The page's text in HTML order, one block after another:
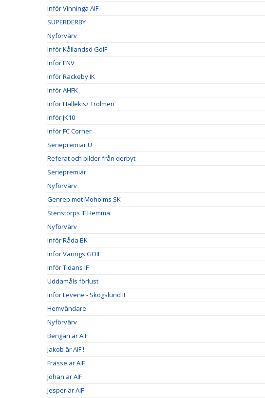
Inför Vinninga AIF
SUPERDERBY
Nyförvärv
Inför Kållandsö GoIF
Inför ENV
Inför Rackeby IK
Inför AHFK
Inför Hällekis/ Trolmen
Inför JK10
Inför FC Corner
Seriepremiär U
Referat och bilder från derbyt
Seriepremiär
Nyförvärv
Genrep mot Moholms SK
Stenstorps IF Hemma
Nyförvärv
Inför Råda BK
Inför Värings GOIF
Inför Tidans IF
Uddamåls förlust
Inför Levene - Skogslund IF
Hemvändare
Nyförvärv
Bengan är AIF
Jakob är AIF !
Frasse är AIF
Johan är AIF
Jesper är AIF